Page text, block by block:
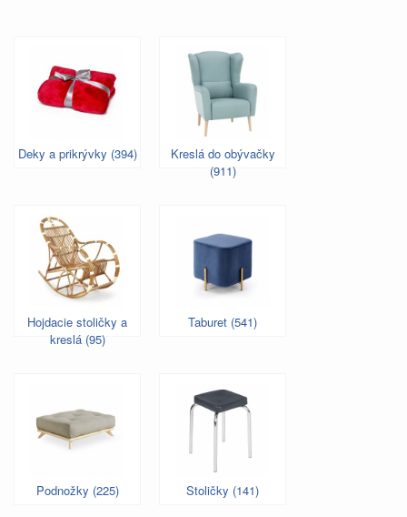
Deky a prikrývky (394)
Kreslá do obývačky
(911)
Hojdacie stoličky a
kreslá (95)
Taburet (541)
Podnožky (225) Stoličky (141)